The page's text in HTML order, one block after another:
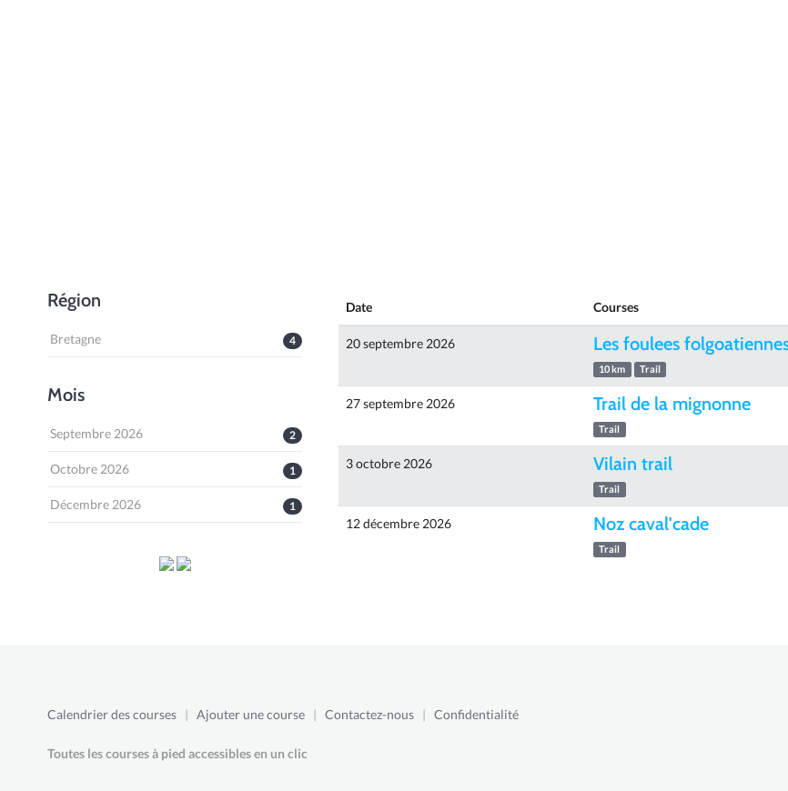
Région
4
Bretagne
Mois
2
Septembre 2026
1
Octobre 2026
1
Décembre 2026
Date Courses
20 septembre 2026 Les foulees
10 km Trail
27 septembre 2026 Trail de la mignonne
Trail
3 octobre 2026 Vilain trail
Trail
12 décembre 2026 Noz caval'cade
Trail
Calendrier des courses | Ajouter une course | Contactez-nous | Confidentialité
Toutes les courses à pied accessibles en un clic